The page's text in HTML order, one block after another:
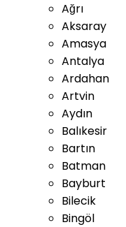
Ağrı
Aksaray
Amasya
Antalya
Ardahan
Artvin
Aydın
Balıkesir
Bartın
Batman
Bayburt
Bilecik
Bingöl